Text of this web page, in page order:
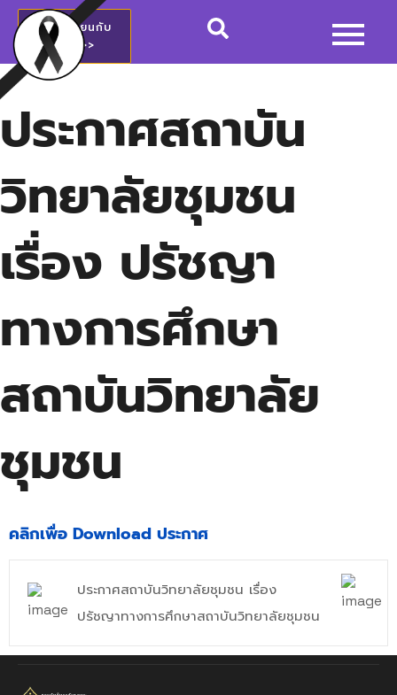
สมัครเรียนกับ
วชช.>>
ประกาศสถาบัน
วิทยาลัยชุมชน
เรื่อง ปรัชญา
ทางการศึกษา
สถาบันวิทยาลัย
ชุมชน
คลิกเพื่อ Download ประกาศ
ประกาศสถาบันวิทยาลัยชุมชน เรื่อง
ปรัชญาทางการศึกษาสถาบันวิทยาลัยชุมชน